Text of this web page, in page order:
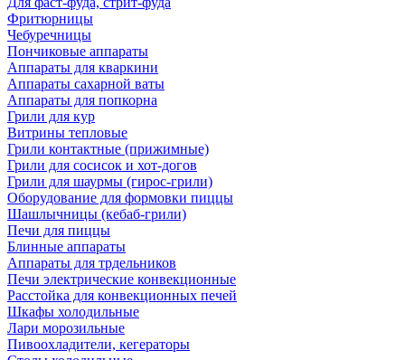
Фритюрницы
Чебуречницы
Пончиковые аппараты
Аппараты для кваркини
Аппараты сахарной ваты
Аппараты для попкорна
Грили для кур
Витрины тепловые
Грили контактные (прижимные)
Грили для сосисок и хот-догов
Грили для шаурмы (гирос-грили)
Оборудование для формовки пиццы
Шашлычницы (кебаб-грили)
Печи для пиццы
Блинные аппараты
Аппараты для трдельников
Печи электрические конвекционные
Расстойка для конвекционных печей
Шкафы холодильные
Лари морозильные
Пивоохладители, кегераторы